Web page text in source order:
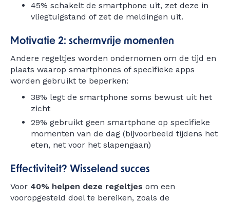
45% schakelt de smartphone uit, zet deze in
vliegtuigstand of zet de meldingen uit.
Motivatie 2: schermvrije momenten
Andere regeltjes worden ondernomen om de tijd en
plaats waarop smartphones of specifieke apps
worden gebruikt te beperken:
38% legt de smartphone soms bewust uit het
zicht
29% gebruikt geen smartphone op specifieke
momenten van de dag (bijvoorbeeld tijdens het
eten, net voor het slapengaan)
Effectiviteit? Wisselend succes
Voor 40% helpen deze regeltjes om een
vooropgesteld doel te bereiken, zoals de